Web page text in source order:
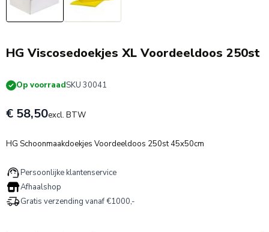
HG Viscosedoekjes XL Voordeeldoos 250st
Op voorraadSKU 30041
€ 58,50excl. BTW
HG Schoonmaakdoekjes Voordeeldoos 250st 45x50cm
Persoonlijke klantenservice
Afhaalshop
Gratis verzending vanaf €1000,-